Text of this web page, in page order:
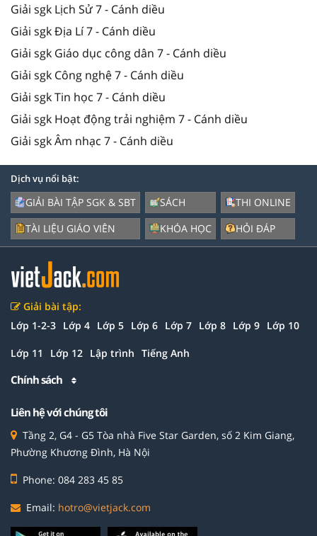
Giải sgk Lịch Sử 7 - Cánh diều
Giải sgk Địa Lí 7 - Cánh diều
Giải sgk Giáo dục công dân 7 - Cánh diều
Giải sgk Công nghệ 7 - Cánh diều
Giải sgk Tin học 7 - Cánh diều
Giải sgk Hoạt động trải nghiệm 7 - Cánh diều
Giải sgk Âm nhạc 7 - Cánh diều
Dịch vụ nổi bật:
GIẢI BÀI TẬP SGK & SBT
TÀI LIỆU GIÁO VIÊN
SÁCH
KHÓA HỌC
THI ONLINE
HỎI ĐÁP
Giải bài tập:
Lớp 1-2-3 Lớp 4 Lớp 5 Lớp 6 Lớp 7 Lớp 8 Lớp 9 Lớp 10
Lớp 11 Lớp 12 Lập trình Tiếng Anh
Chính sách
Liên hệ với chúng tôi
Tầng 2, G4 - G5 Tòa nhà Five Star Garden, số 2 Kim Giang,
Phường Khương Đình, Hà Nội
Phone: 084 283 45 85
Email: hotro@vietjack.com